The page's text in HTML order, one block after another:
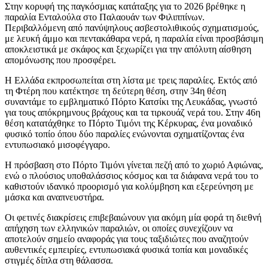
Στην κορυφή της παγκόσμιας κατάταξης για το 2026 βρέθηκε η
παραλία Ενταλούλα στο Παλαουάν των Φιλιππίνων.
Περιβαλλόμενη από πανύψηλους ασβεστολιθικούς σχηματισμούς,
με λευκή άμμο και πεντακάθαρα νερά, η παραλία είναι προσβάσιμη
αποκλειστικά με σκάφος και ξεχωρίζει για την απόλυτη αίσθηση
απομόνωσης που προσφέρει.
Η Ελλάδα εκπροσωπείται στη λίστα με τρεις παραλίες. Εκτός από
τη Φτέρη που κατέκτησε τη δεύτερη θέση, στην 34η θέση
συναντάμε το εμβληματικό Πόρτο Κατσίκι της Λευκάδας, γνωστό
για τους απόκρημνους βράχους και τα τιρκουάζ νερά του. Στην 46η
θέση κατατάχθηκε το Πόρτο Τιμόνι της Κέρκυρας, ένα μοναδικό
φυσικό τοπίο όπου δύο παραλίες ενώνονται σχηματίζοντας ένα
εντυπωσιακό μισοφέγγαρο.
Η πρόσβαση στο Πόρτο Τιμόνι γίνεται πεζή από το χωριό Αφιώνας,
ενώ ο πλούσιος υποθαλάσσιος κόσμος και τα διάφανα νερά του το
καθιστούν ιδανικό προορισμό για κολύμβηση και εξερεύνηση με
μάσκα και αναπνευστήρα.
Οι φετινές διακρίσεις επιβεβαιώνουν για ακόμη μία φορά τη διεθνή
απήχηση των ελληνικών παραλιών, οι οποίες συνεχίζουν να
αποτελούν σημείο αναφοράς για τους ταξιδιώτες που αναζητούν
αυθεντικές εμπειρίες, εντυπωσιακά φυσικά τοπία και μοναδικές
στιγμές δίπλα στη θάλασσα.